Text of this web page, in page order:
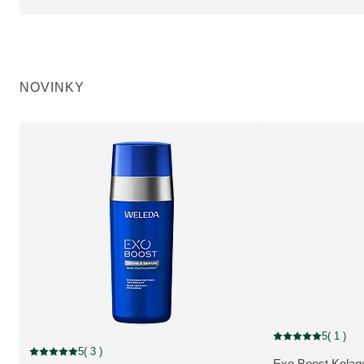
NOVINKY
Aktuálne hodnotenie: 5 z 5 hviezdičiek hodnotené 3 zákazníkmi
5( 3 )
Aktuálne 5( 1 )